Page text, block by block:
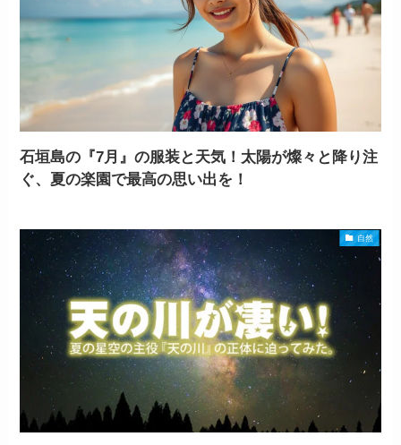
石垣島の『7月』の服装と天気！太陽が燦々と降り注
ぐ、夏の楽園で最高の思い出を！
自然